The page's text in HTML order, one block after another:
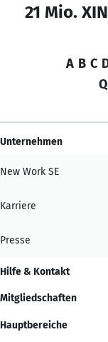
21 Mio.
A B C
Q
Unternehmen
New Work SE
Karriere
Presse
Hilfe & Kontakt
Mitgliedschaften
Hauptbereiche